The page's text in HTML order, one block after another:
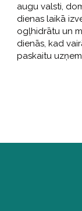
augu valsti,
dienas laikā
ogļhidrātu un
dienās, kad
paskaitu